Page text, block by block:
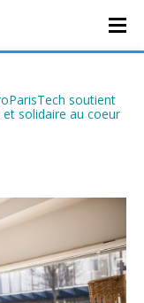
soutient
solidaire au coeur